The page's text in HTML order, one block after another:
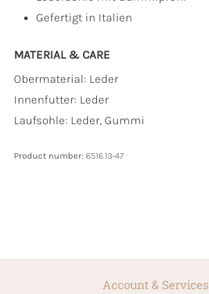
Gefertigt in Italien
MATERIAL & CARE
Obermaterial: Leder
Innenfutter: Leder
Laufsohle: Leder, Gummi
Product number: 6516.13-47
Account & Services